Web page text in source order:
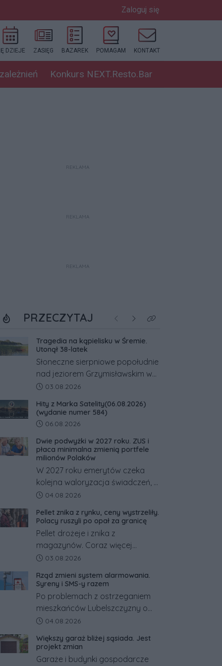
Zaloguj się
DZIEJE ZASIĘG BAZAREK POMAGAM KONTAKT
Konkurs NEXT.Resto.Bar
REKLAMA
REKLAMA
REKLAMA
PRZECZYTAJ Poprzednie
NastępneKliknij aby zobaczyć
Tragedia na kąpielisku w Śremie.
Utonął 38-latek
Słoneczne sierpniowe popołudnie
nad jeziorem Grzymisławskim w
powiecie śremskim zakończyło
zdołały odwrócić nawet
natychmiastowe działania służb
Data dodania artykułu:
03.08.2026
Hity z Marka Satelity(06.08.2026)
(wydanie numer 584)
Data dodania artykułu:
06.08.2026
Dwie podwyżki w 2027 roku. ZUS i
płaca minimalna zmienią portfele
milionów Polaków
W 2027 roku emerytów czeka
kolejna waloryzacja świadczeń, a
pracowników podwyżka płacy
tym zmianom zyskają.
Data dodania artykułu:
04.08.2026
Pellet znika z rynku, ceny wystrzeliły.
Polacy ruszyli po opał za granicę
Pellet drożeje i znika z
magazynów. Coraz więcej
Polaków szuka opału za granicą,
złotych tańszy niż w kraju. Co się
dzieje?
Data dodania artykułu:
03.08.2026
Rząd zmieni system alarmowania.
Syreny i SMS-y razem
Po problemach z ostrzeganiem
mieszkańców Lubelszczyzny o
rosyjskim zagrożeniu rząd
alarmowych, alertów RCB i
aplikacji w jeden system.
Data dodania artykułu:
04.08.2026
Większy garaż bliżej sąsiada. Jest
projekt zmian
Garaże i budynki gospodarcze